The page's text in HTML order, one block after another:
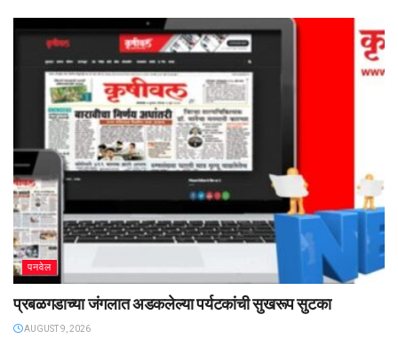
पनवेल
प्रबळगडाच्या जंगलात अडकलेल्या पर्यटकांची सुखरूप सुटका
AUGUST 9, 2026